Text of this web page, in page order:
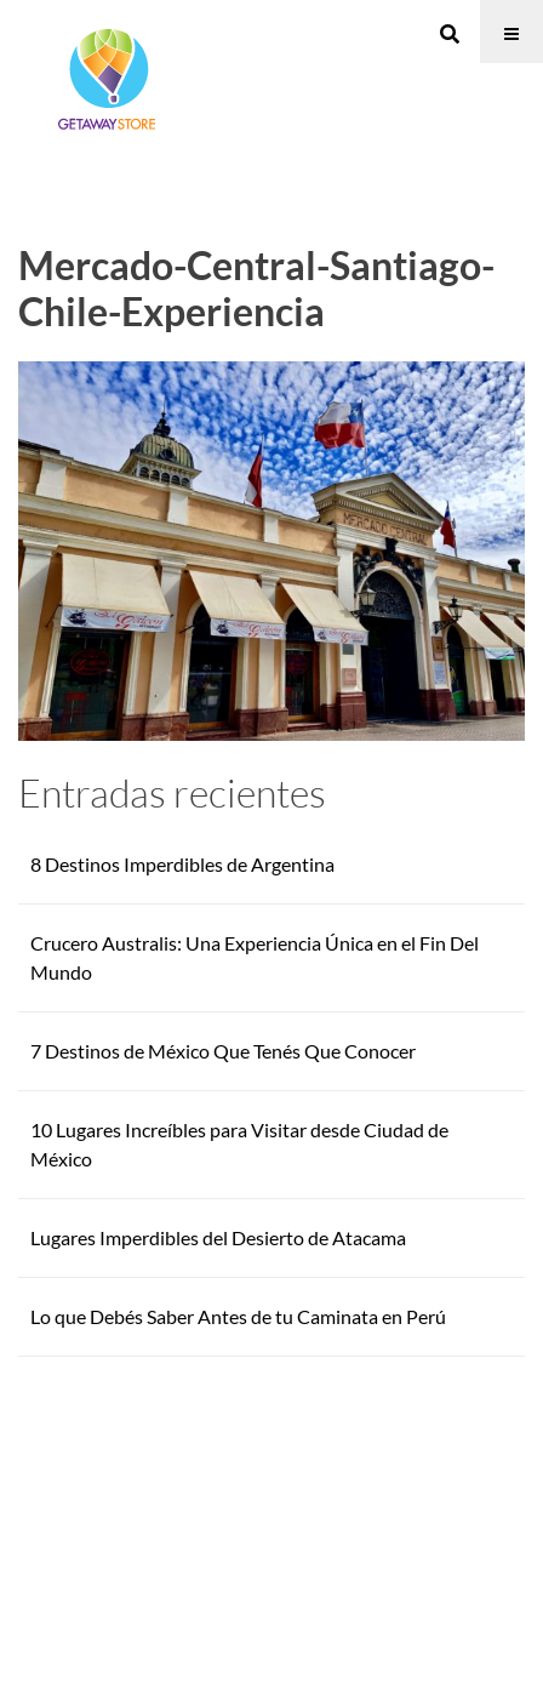
Mercado-Central-Santiago-
Chile-Experiencia
Entradas recientes
8 Destinos Imperdibles de Argentina
Crucero Australis: Una Experiencia Única en el Fin Del
Mundo
7 Destinos de México Que Tenés Que Conocer
10 Lugares Increíbles para Visitar desde Ciudad de
México
Lugares Imperdibles del Desierto de Atacama
Lo que Debés Saber Antes de tu Caminata en Perú